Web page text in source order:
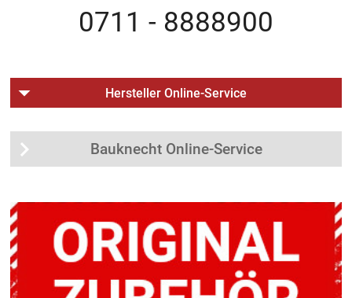
0711 - 8888900
Hersteller Online-Service
Bauknecht Online-Service